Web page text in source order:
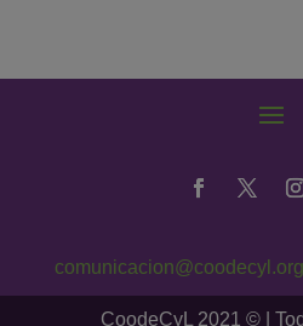
comunicacion@coodecyl.org
CoodeCyL 2021 © |